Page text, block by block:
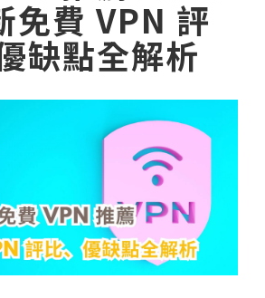
免費 VPN 評
缺點全解析